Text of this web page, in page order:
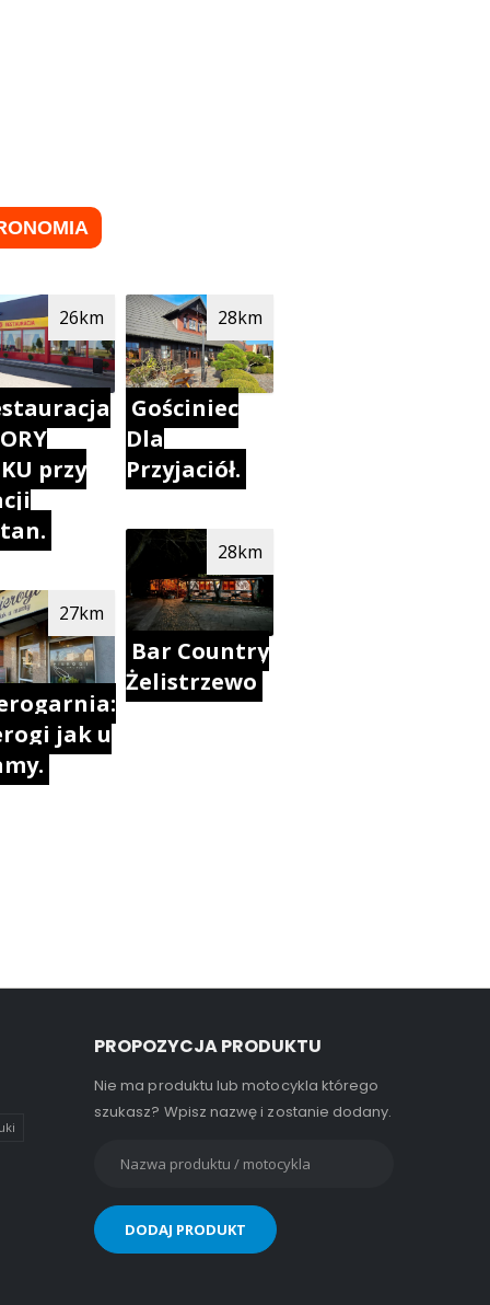
przy
26km
jak u
27km
Gościniec
Dla
Przyjaciół.
28km
Bar Country
Żelistrzewo
28km
PROPOZYCJA PRODUKTU
Nie ma produktu lub motocykla którego
szukasz? Wpisz nazwę i zostanie dodany.